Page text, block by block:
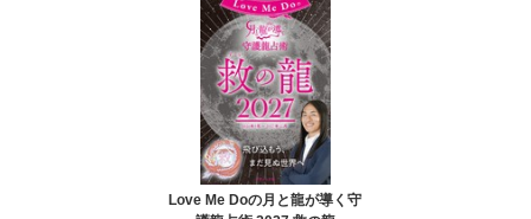
Love Me Doの月と龍が導く守